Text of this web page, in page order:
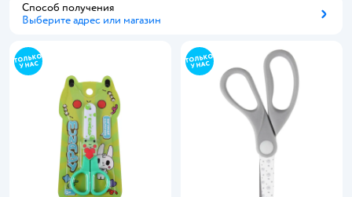
Способ получения
Выберите адрес или магазин